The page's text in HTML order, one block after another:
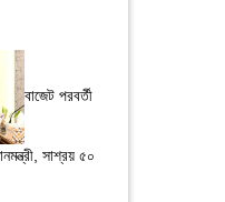
বাজেট পরবর্তী
সাশ্রয় ৫০